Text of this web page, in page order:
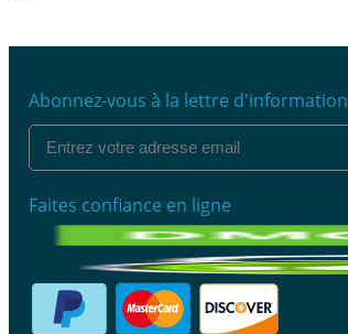
Abonnez-vous à la lettre d'information
Faites confiance en ligne